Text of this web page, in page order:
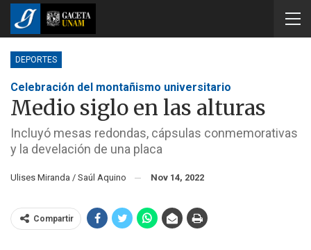
DEPORTES
Celebración del montañismo universitario
Medio siglo en las alturas
Incluyó mesas redondas, cápsulas conmemorativas
y la develación de una placa
Ulises Miranda / Saúl Aquino Nov 14, 2022
Compartir